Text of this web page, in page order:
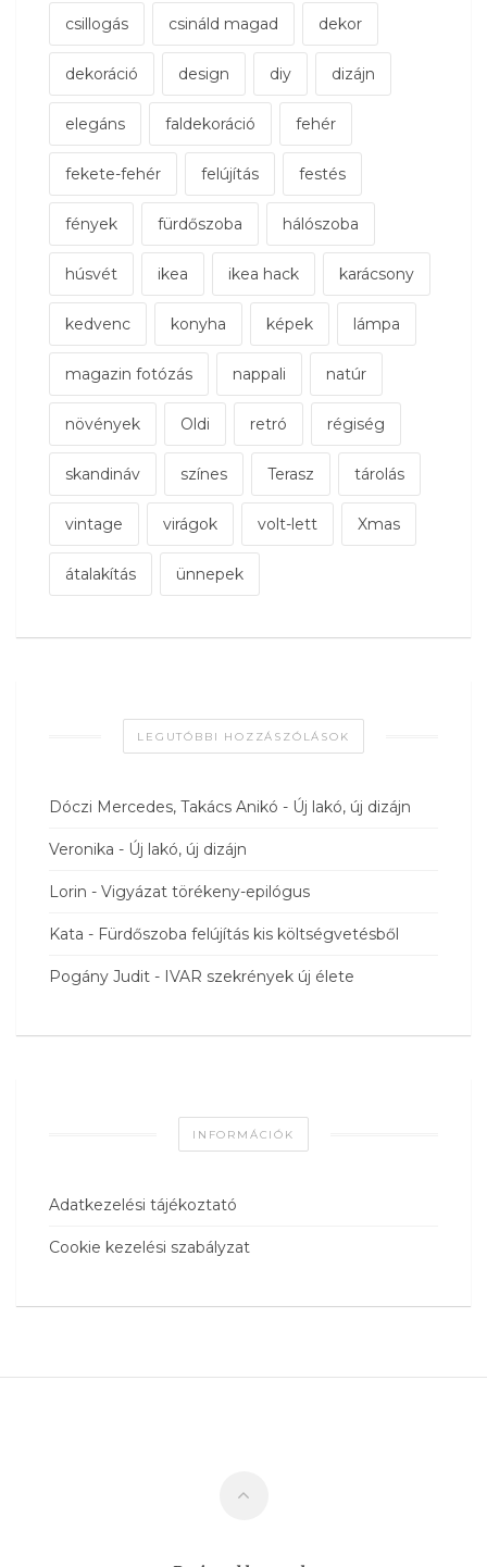
csillogás csináld magad dekor
dekoráció design diy dizájn
elegáns faldekoráció fehér
fekete-fehér felújítás festés
fények fürdőszoba hálószoba
húsvét ikea ikea hack karácsony
kedvenc konyha képek lámpa
magazin fotózás nappali natúr
növények Oldi retró régiség
skandináv színes Terasz tárolás
vintage virágok volt-lett Xmas
átalakítás ünnepek
LEGUTÓBBI HOZZÁSZÓLÁSOK
Dóczi Mercedes, Takács Anikó - Új lakó, új dizájn
Veronika - Új lakó, új dizájn
Lorin - Vigyázat törékeny-epilógus
Kata - Fürdőszoba felújítás kis költségvetésből
Pogány Judit - IVAR szekrények új élete
INFORMÁCIÓK
Adatkezelési tájékoztató
Cookie kezelési szabályzat